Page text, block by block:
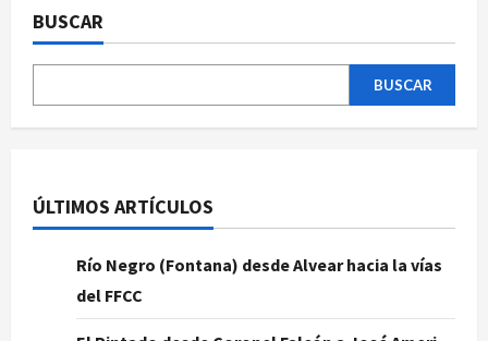
BUSCAR
BUSCAR
ÚLTIMOS ARTÍCULOS
Río Negro (Fontana) desde Alvear hacia la vías
del FFCC